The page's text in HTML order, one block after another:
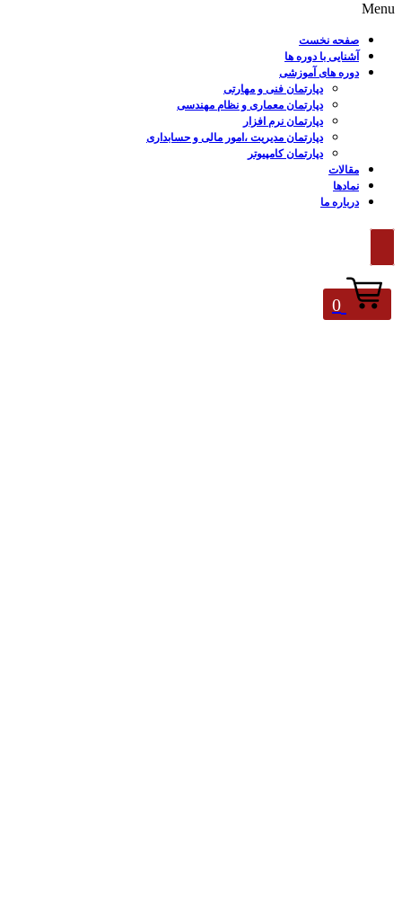
Menu
صفحه نخست
آشنایی با دوره ها
دوره های آموزشی
دپارتمان فنی و مهارتی
دپارتمان معماری و نظام مهندسی
دپارتمان نرم افزار
دپارتمان مدیریت ،امور مالی و حسابداری
دپارتمان کامپیوتر
مقالات
نمادها
درباره ما
0